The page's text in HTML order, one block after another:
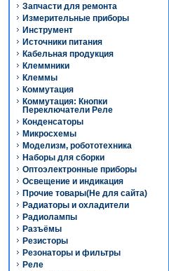
Запчасти для ремонта
Измерительные приборы
Инструмент
Источники питания
Кабельная продукция
Клеммники
Клеммы
Коммутация
Коммутация: Кнопки
Переключатели Реле
Конденсаторы
Микросхемы
Моделизм, робототехника
Наборы для сборки
Оптоэлектронные приборы
Освещение и индикация
Прочие товары(Не для сайта)
Радиаторы и охладители
Радиолампы
Разъёмы
Резисторы
Резонаторы и фильтры
Реле